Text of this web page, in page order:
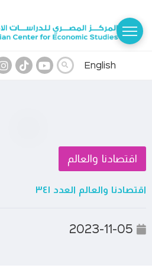
English
اقتصادنا والعالم
اقتصادنا والعالم العدد ٣٤١